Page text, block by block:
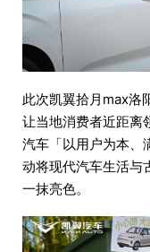
此次凯翼拾月max洛
让当地消费者近距离
汽车「以用户为本、
动将现代汽车生活与
一抹亮色。